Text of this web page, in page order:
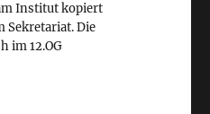
Institut kopiert
Sekretariat. Die
im 12.OG